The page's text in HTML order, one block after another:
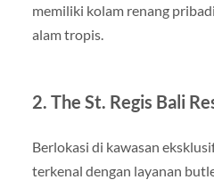
memiliki kolam renang
alam tropis.
2. The St. Regis Bali
Berlokasi di kawasan
terkenal dengan layanan